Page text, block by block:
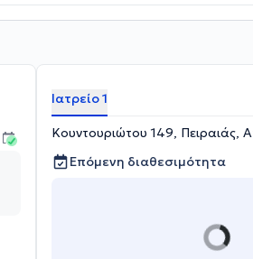
Ιατρείο 1
Κουντουριώτου 149, Πειραιάς,
Επόμενη διαθεσιμότητα